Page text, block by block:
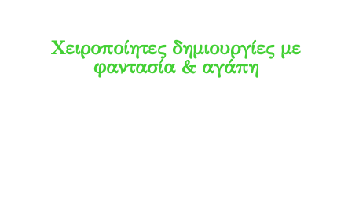
Χειροποίητες δημιουργίες με
φαντασία & αγάπη